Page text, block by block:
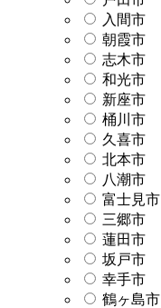
入間市
朝霞市
志木市
和光市
新座市
桶川市
久喜市
北本市
八潮市
富士見市
三郷市
蓮田市
坂戸市
幸手市
鶴ヶ島市